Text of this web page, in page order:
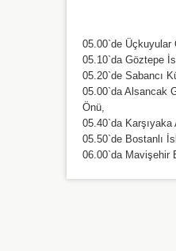
05.00`de Üçkuyular
05.10`da Göztepe
05.20`de Sabancı
05.00`da Alsancak
Önü,
05.40`da Karşıyaka
05.50`de Bostanlı
06.00`da Mavişehir